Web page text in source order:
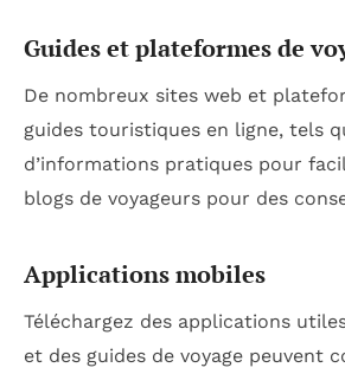
Guides et plateformes de
De nombreux sites web et
guides touristiques en ligne, tels
d’informations pratiques pour
blogs de voyageurs pour des
Applications mobiles
Téléchargez des applications
et des guides de voyage peuvent